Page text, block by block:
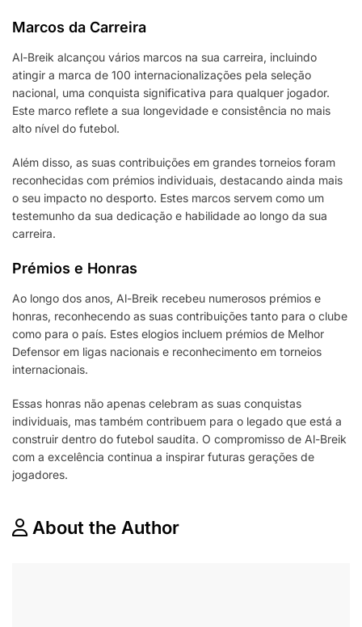
Marcos da Carreira
Al-Breik alcançou vários marcos na sua carreira, incluindo
atingir a marca de 100 internacionalizações pela seleção
nacional, uma conquista significativa para qualquer jogador.
Este marco reflete a sua longevidade e consistência no mais
alto nível do futebol.
Além disso, as suas contribuições em grandes torneios foram
reconhecidas com prémios individuais, destacando ainda mais
o seu impacto no desporto. Estes marcos servem como um
testemunho da sua dedicação e habilidade ao longo da sua
carreira.
Prémios e Honras
Ao longo dos anos, Al-Breik recebeu numerosos prémios e
honras, reconhecendo as suas contribuições tanto para o clube
como para o país. Estes elogios incluem prémios de Melhor
Defensor em ligas nacionais e reconhecimento em torneios
internacionais.
Essas honras não apenas celebram as suas conquistas
individuais, mas também contribuem para o legado que está a
construir dentro do futebol saudita. O compromisso de Al-Breik
com a excelência continua a inspirar futuras gerações de
jogadores.
About the Author